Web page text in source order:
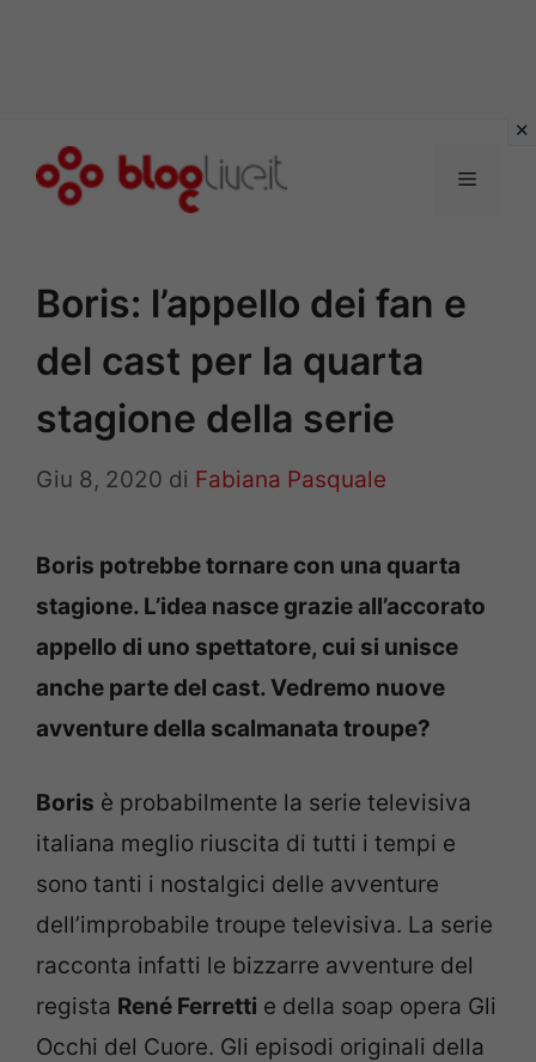
Menu
Boris: l’appello dei fan e
del cast per la quarta
stagione della serie
Giu 8, 2020 di Fabiana Pasquale
Boris potrebbe tornare con una quarta
stagione. L’idea nasce grazie all’accorato
appello di uno spettatore, cui si unisce
anche parte del cast. Vedremo nuove
avventure della scalmanata troupe?
Boris è probabilmente la serie televisiva
italiana meglio riuscita di tutti i tempi e
sono tanti i nostalgici delle avventure
dell’improbabile troupe televisiva. La serie
racconta infatti le bizzarre avventure del
regista René Ferretti e della soap opera Gli
Occhi del Cuore. Gli episodi originali della